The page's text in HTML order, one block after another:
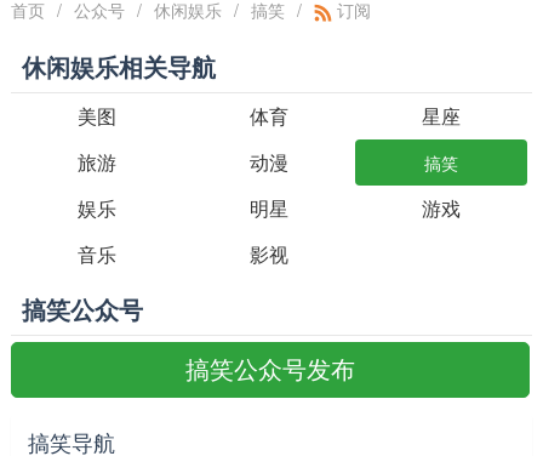
首页 / 公众号 / 休闲娱乐 / 搞笑 / 订阅
休闲娱乐相关导航
美图 体育
星座
旅游
动漫 搞笑
娱乐 明星
游戏
音乐
影视
搞笑公众号
搞笑公众号发布
搞笑导航